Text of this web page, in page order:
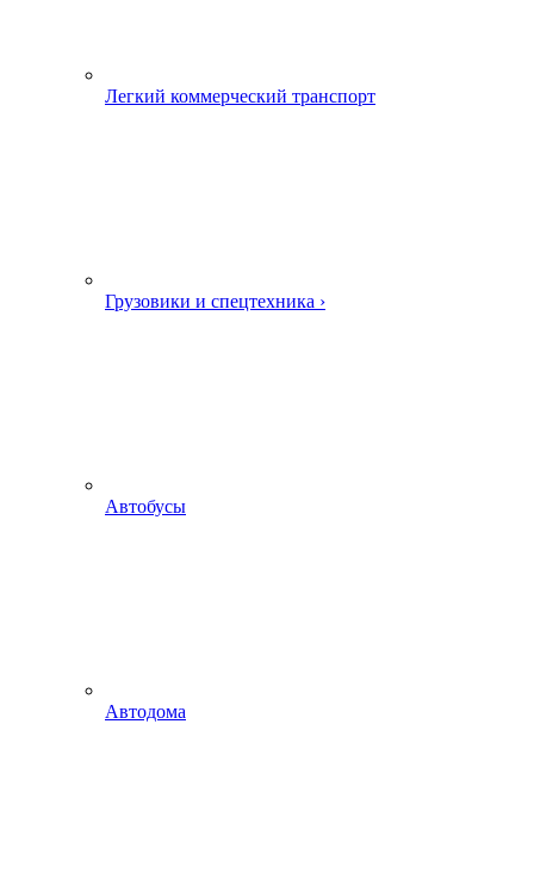
Легкий коммерческий транспорт
Грузовики и спецтехника ›
Автобусы
Автодома